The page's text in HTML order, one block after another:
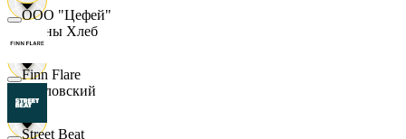
Челны Хлеб
Чкаловский
ООО "Цефей"
Finn Flare
Street Beat